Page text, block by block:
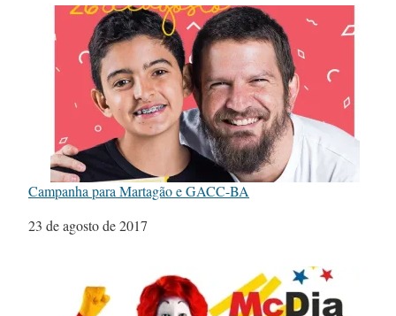
Campanha para Martagão e GACC-BA
Data
23 de agosto de 2017